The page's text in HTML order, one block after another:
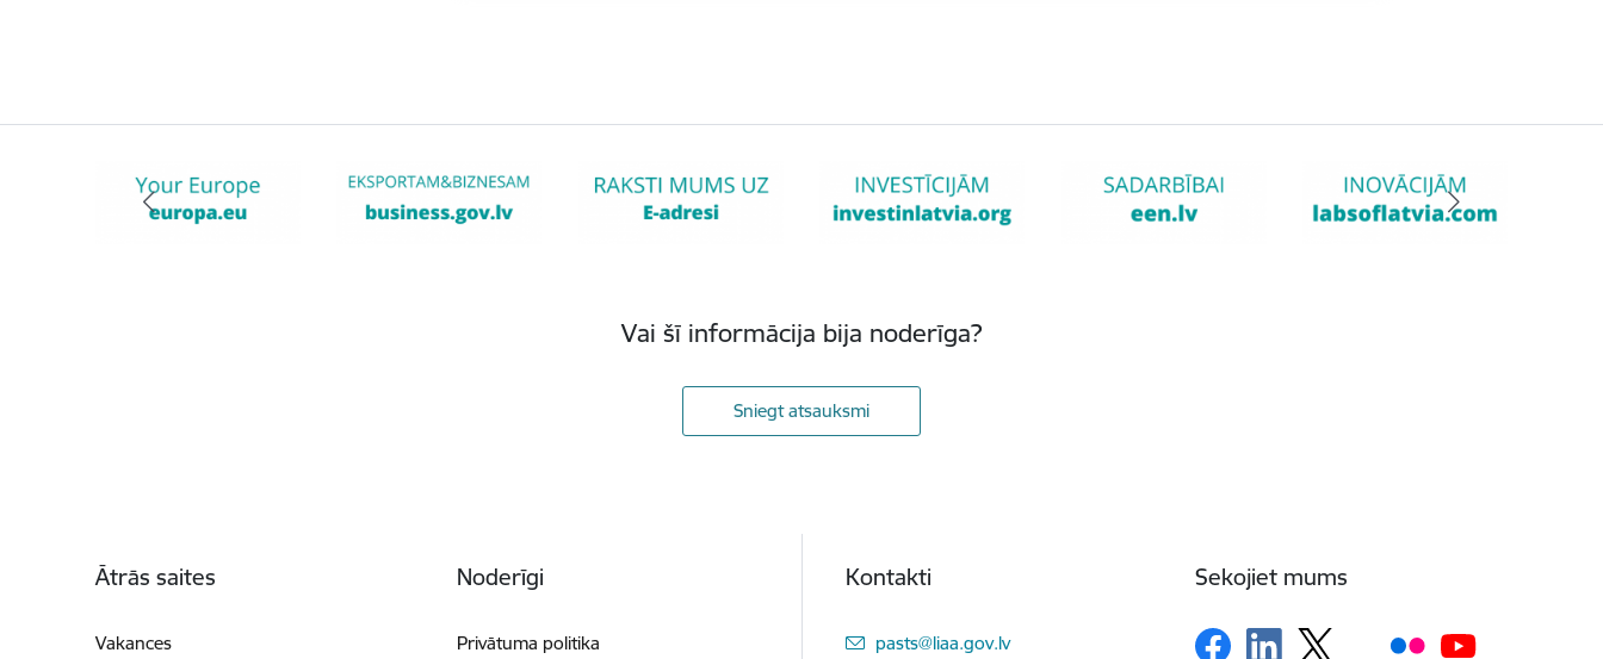
Vai šī informācija bija noderīga?
Sniegt atsauksmi
Ātrās saites
Vakances
Noderīgi
Privātuma politika
Kontakti
E-pasts:
pasts@liaa.gov.lv
Sekojiet mums